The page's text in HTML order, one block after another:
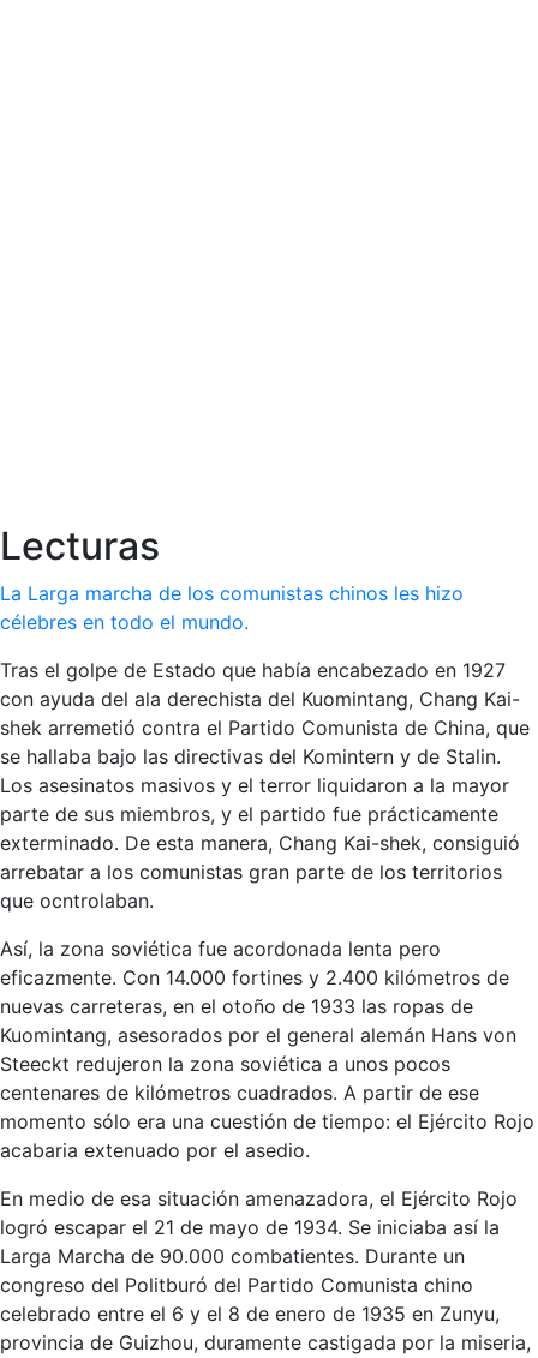
Lecturas
La Larga marcha de los comunistas chinos les hizo
célebres en todo el mundo.
Tras el golpe de Estado que había encabezado en 1927
con ayuda del ala derechista del Kuomintang, Chang Kai-
shek arremetió contra el Partido Comunista de China, que
se hallaba bajo las directivas del Komintern y de Stalin.
Los asesinatos masivos y el terror liquidaron a la mayor
parte de sus miembros, y el partido fue prácticamente
exterminado. De esta manera, Chang Kai-shek, consiguió
arrebatar a los comunistas gran parte de los territorios
que ocntrolaban.
Así, la zona soviética fue acordonada lenta pero
eficazmente. Con 14.000 fortines y 2.400 kilómetros de
nuevas carreteras, en el otoño de 1933 las ropas de
Kuomintang, asesorados por el general alemán Hans von
Steeckt redujeron la zona soviética a unos pocos
centenares de kilómetros cuadrados. A partir de ese
momento sólo era una cuestión de tiempo: el Ejército Rojo
acabaria extenuado por el asedio.
En medio de esa situación amenazadora, el Ejército Rojo
logró escapar el 21 de mayo de 1934. Se iniciaba así la
Larga Marcha de 90.000 combatientes. Durante un
congreso del Politburó del Partido Comunista chino
celebrado entre el 6 y el 8 de enero de 1935 en Zunyu,
provincia de Guizhou, duramente castigada por la miseria,